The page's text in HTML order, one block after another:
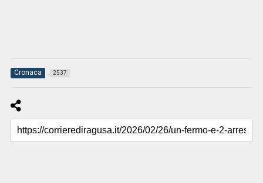
Cronaca 2537